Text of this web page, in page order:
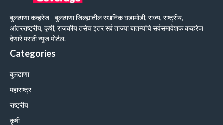
बुलढाणा कव्हरेज - बुलढाणा जिल्ह्यातील स्थानिक घडामोडी, राज्य, राष्ट्रीय,
आंतरराष्ट्रीय, कृषी, राजकीय तसेच इतर सर्व ताज्या बातम्यांचे सर्वसमावेशक कव्हरेज
देणारे मराठी न्यूज पोर्टल.
Categories
बुलढाणा
महाराष्ट्र
राष्ट्रीय
कृषी